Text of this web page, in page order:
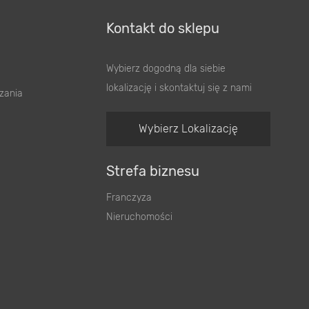
Kontakt do sklepu
Wybierz dogodną dla siebie
lokalizację i skontaktuj się z nami
Wybierz Lokalizację
Strefa biznesu
Franczyza
Nieruchomości